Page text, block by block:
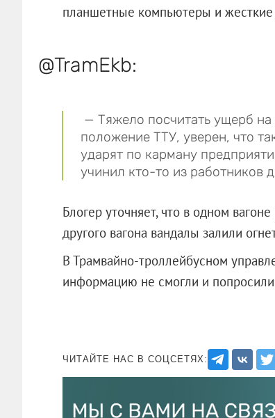
планшетные компьютеры и жесткие
@TramEkb:
— Тяжело посчитать ущерб на
положение ТТУ, уверен, что
ударят по карману
учинил кто-то из работников
Блогер уточняет, что в одном
другого вагона вандалы залили
В Трамвайно-троллейбусном
информацию не смогли и
ЧИТАЙТЕ НАС В СОЦСЕТЯХ: